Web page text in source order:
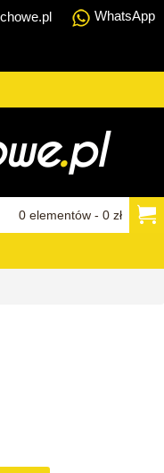
WhatsApp
0 elementów - 0 zł